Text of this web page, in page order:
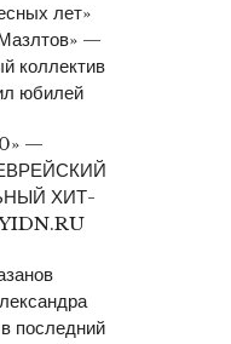
лет»
—
коллектив
юбилей
—
ХИТ-
последний